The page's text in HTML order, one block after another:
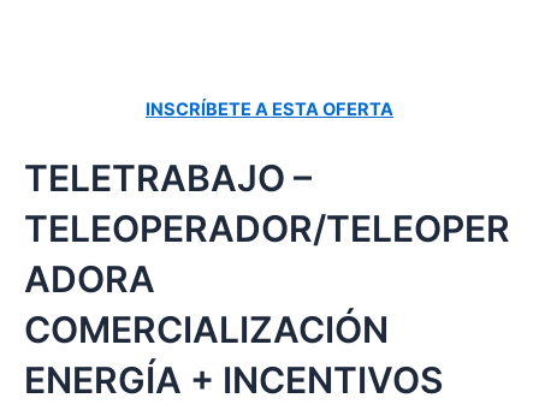
INSCRÍBETE A ESTA OFERTA
TELETRABAJO –
TELEOPERADOR/TELEOPER
ADORA
COMERCIALIZACIÓN
ENERGÍA + INCENTIVOS